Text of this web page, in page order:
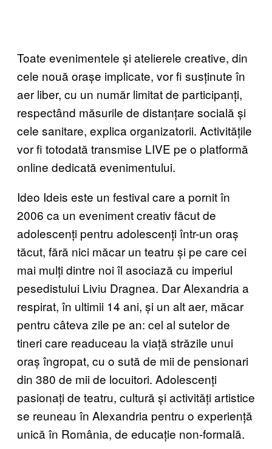
Toate evenimentele și atelierele creative, din
cele nouă orașe implicate, vor fi susținute în
aer liber, cu un număr limitat de participanți,
respectând măsurile de distanțare socială și
cele sanitare, explica organizatorii. Activitățile
vor fi totodată transmise LIVE pe o platformă
online dedicată evenimentului.
Ideo Ideis este un festival care a pornit în
2006 ca un eveniment creativ făcut de
adolescenți pentru adolescenți într-un oraș
tăcut, fără nici măcar un teatru și pe care cei
mai mulți dintre noi îl asociază cu imperiul
pesedistului Liviu Dragnea. Dar Alexandria a
respirat, în ultimii 14 ani, și un alt aer, măcar
pentru câteva zile pe an: cel al sutelor de
tineri care readuceau la viață străzile unui
oraș îngropat, cu o sută de mii de pensionari
din 380 de mii de locuitori. Adolescenți
pasionați de teatru, cultură și activități artistice
se reuneau în Alexandria pentru o experiență
unică în România, de educație non-formală.